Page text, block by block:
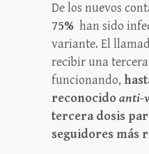
De los nuevos
75% han sido
variante. El
recibir una
funcionando,
reconocidoanti-
tercera dosis
seguidores más